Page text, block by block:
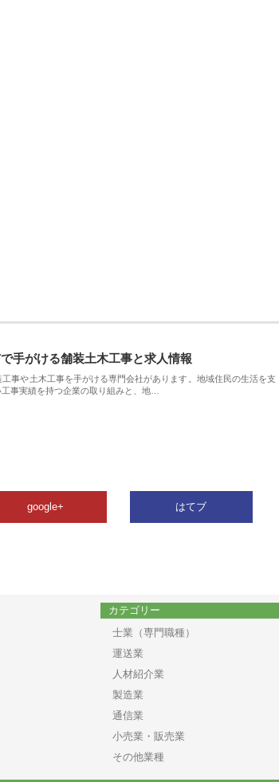
手がける舗装土木工事と求人情報
事や土木工事を手がける専門会社があります。地域住民の生活を支
事実績を持つ企業の取り組みと、地…
google+ はてブ
カテゴリー
士業（専門職種）
運送業
人材紹介業
製造業
通信業
小売業・販売業
その他業種